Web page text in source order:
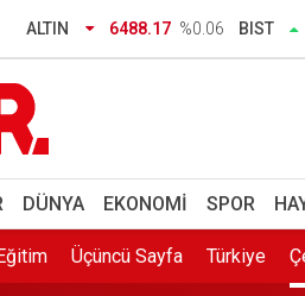
ALTIN 6488.17 %0.06 BIST
DÜNYA EKONOMI SPOR
Üçüncü Sayfa Türkiye
Elif Eralp sürprizi: Berlin’in ilk Türk
sollayan Hedef Holding'in
Akın: Bütün sorunları çözecek bir